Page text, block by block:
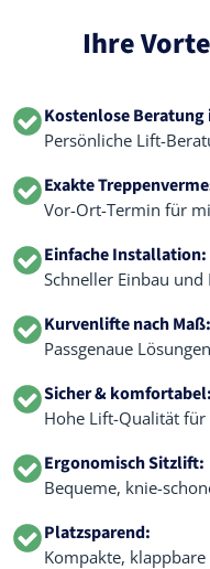
Ihre
Kostenlose
Persönliche Lift-
Exakte
Vor-Ort-Termin für
Einfache Installation:
Schneller Einbau
Kurvenlifte nach Maß:
Passgenaue
Sicher & komfortabel:
Hohe Lift-Qualität
Ergonomisch Sitzlift:
Bequeme, knie-
Platzsparend:
Kompakte,